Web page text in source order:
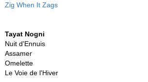
Zig When It Zags
Tayat Nogni
Nuit d'Ennuis
Assamer
Omelette
Le Voie de l'Hiver